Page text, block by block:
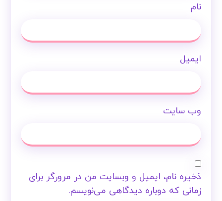
نام
ایمیل
وب‌ سایت
ذخیره نام، ایمیل و وبسایت من در مرورگر برای
زمانی که دوباره دیدگاهی می‌نویسم.